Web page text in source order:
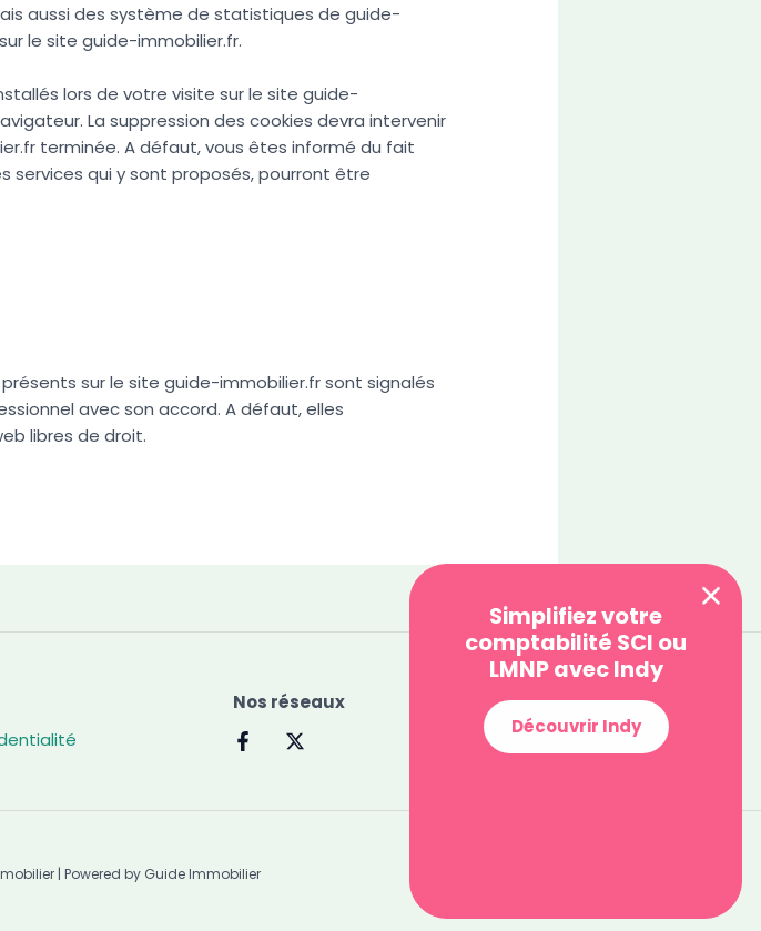
aussi des système de statistiques de guide-
le site guide-immobilier.fr.
lors de votre visite sur le site guide-
La suppression des cookies devra intervenir
terminée. A défaut, vous êtes informé du fait
services qui y sont proposés, pourront être
sur le site guide-immobilier.fr sont signalés
avec son accord. A défaut, elles
libres de droit.
Nos réseaux
| Powered by Guide Immobilier
Simplifiez votre
comptabilité SCI ou
LMNP avec Indy
Découvrir Indy